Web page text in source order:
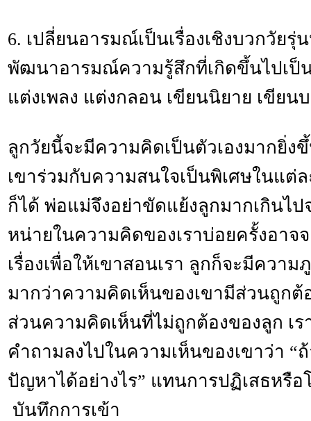
6. เปลี่ยนอารมณ์เป็นเรื่องเชิงบวกวัย
พัฒนาอารมณ์ความรู้สึกที่เกิดขึ้นไปเป็น
แต่งเพลง แต่งกลอน เขียนนิยาย เขีย
ลูกวัยนี้จะมีความคิดเป็นตัวเองมากยิ่ง
เขาร่วมกับความสนใจเป็นพิเศษในแต่
ก็ได้ พ่อแม่จึงอย่าขัดแย้งลูกมากเกินไป
หน่ายในความคิดของเราบ่อยครั้งอาจ
เรื่องเพื่อให้เขาสอนเรา ลูกก็จะมีความ
มากว่าความคิดเห็นของเขามีส่วนถูก
ส่วนความคิดเห็นที่ไม่ถูกต้องของลูก เร
คำถามลงไปในความเห็นของเขาว่า “
ปัญหาได้อย่างไร” แทนการปฏิเสธหรือ
บันทึกการเข้า